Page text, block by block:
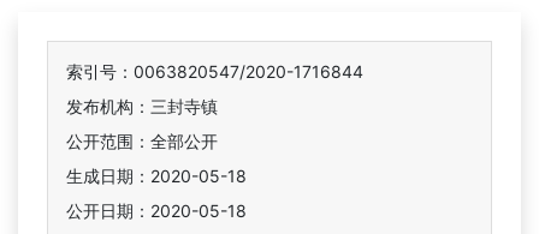
索引号：0063820547/2020-1716844
发布机构：三封寺镇
公开范围：全部公开
生成日期：2020-05-18
公开日期：2020-05-18